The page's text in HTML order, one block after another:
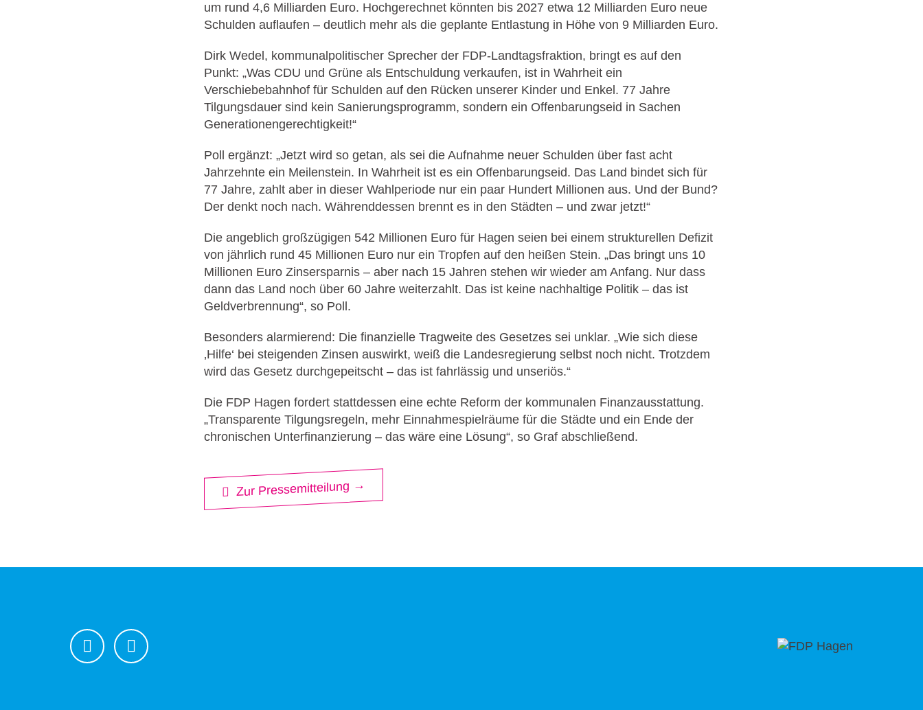
um rund 4,6 Milliarden Euro. Hochgerechnet könnten bis 2027 etwa 12 Milliarden Euro neue
Schulden auflaufen – deutlich mehr als die geplante Entlastung in Höhe von 9 Milliarden Euro.
Dirk Wedel, kommunalpolitischer Sprecher der FDP-Landtagsfraktion, bringt es auf den
Punkt: „Was CDU und Grüne als Entschuldung verkaufen, ist in Wahrheit ein
Verschiebebahnhof für Schulden auf den Rücken unserer Kinder und Enkel. 77 Jahre
Tilgungsdauer sind kein Sanierungsprogramm, sondern ein Offenbarungseid in Sachen
Generationengerechtigkeit!“
Poll ergänzt: „Jetzt wird so getan, als sei die Aufnahme neuer Schulden über fast acht
Jahrzehnte ein Meilenstein. In Wahrheit ist es ein Offenbarungseid. Das Land bindet sich für
77 Jahre, zahlt aber in dieser Wahlperiode nur ein paar Hundert Millionen aus. Und der Bund?
Der denkt noch nach. Währenddessen brennt es in den Städten – und zwar jetzt!“
Die angeblich großzügigen 542 Millionen Euro für Hagen seien bei einem strukturellen Defizit
von jährlich rund 45 Millionen Euro nur ein Tropfen auf den heißen Stein. „Das bringt uns 10
Millionen Euro Zinsersparnis – aber nach 15 Jahren stehen wir wieder am Anfang. Nur dass
dann das Land noch über 60 Jahre weiterzahlt. Das ist keine nachhaltige Politik – das ist
Geldverbrennung“, so Poll.
Besonders alarmierend: Die finanzielle Tragweite des Gesetzes sei unklar. „Wie sich diese
‚Hilfe‘ bei steigenden Zinsen auswirkt, weiß die Landesregierung selbst noch nicht. Trotzdem
wird das Gesetz durchgepeitscht – das ist fahrlässig und unseriös.“
Die FDP Hagen fordert stattdessen eine echte Reform der kommunalen Finanzausstattung.
„Transparente Tilgungsregeln, mehr Einnahmespielräume für die Städte und ein Ende der
chronischen Unterfinanzierung – das wäre eine Lösung“, so Graf abschließend.
Zur Pressemitteilung →